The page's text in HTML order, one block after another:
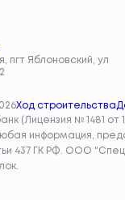
пгт Яблоновский, ул
Ход строительства